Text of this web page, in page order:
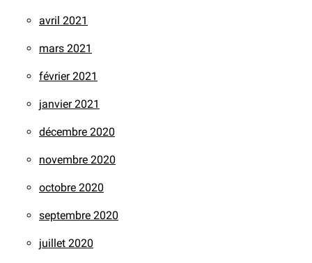
avril 2021
mars 2021
février 2021
janvier 2021
décembre 2020
novembre 2020
octobre 2020
septembre 2020
juillet 2020